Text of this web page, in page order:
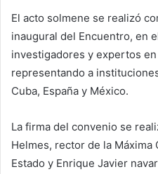
El acto solmene se realizó
inaugural del Encuentro, en
investigadores y expertos
representando a
Cuba, España y México.
La firma del convenio se
Helmes, rector de la Máxima
Estado y Enrique Javier